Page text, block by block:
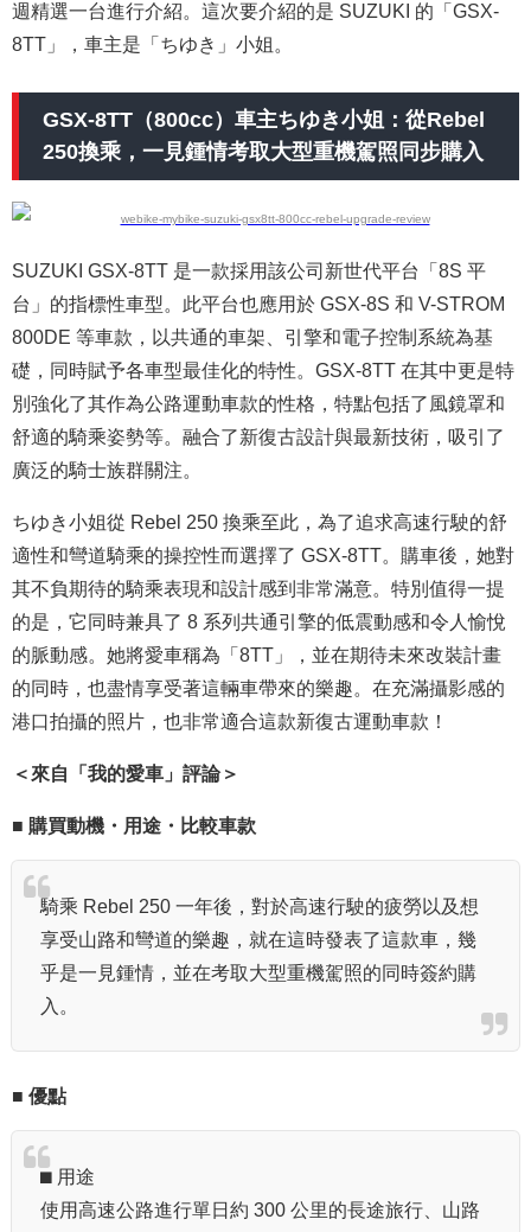
週精選一台進行介紹。這次要介紹的是 SUZUKI 的「GSX-
8TT」，車主是「ちゆき」小姐。
GSX-8TT（800cc）車主ちゆき小姐：從Rebel
250換乘，一見鍾情考取大型重機駕照同步購入
SUZUKI GSX-8TT 是一款採用該公司新世代平台「8S 平
台」的指標性車型。此平台也應用於 GSX-8S 和 V-STROM
800DE 等車款，以共通的車架、引擎和電子控制系統為基
礎，同時賦予各車型最佳化的特性。GSX-8TT 在其中更是特
別強化了其作為公路運動車款的性格，特點包括了風鏡罩和
舒適的騎乘姿勢等。融合了新復古設計與最新技術，吸引了
廣泛的騎士族群關注。
ちゆき小姐從 Rebel 250 換乘至此，為了追求高速行駛的舒
適性和彎道騎乘的操控性而選擇了 GSX-8TT。購車後，她對
其不負期待的騎乘表現和設計感到非常滿意。特別值得一提
的是，它同時兼具了 8 系列共通引擎的低震動感和令人愉悅
的脈動感。她將愛車稱為「8TT」，並在期待未來改裝計畫
的同時，也盡情享受著這輛車帶來的樂趣。在充滿攝影感的
港口拍攝的照片，也非常適合這款新復古運動車款！
＜來自「我的愛車」評論＞
■ 購買動機・用途・比較車款
騎乘 Rebel 250 一年後，對於高速行駛的疲勞以及想
享受山路和彎道的樂趣，就在這時發表了這款車，幾
乎是一見鍾情，並在考取大型重機駕照的同時簽約購
入。
■ 優點
⬛︎ 用途
使用高速公路進行單日約 300 公里的長途旅行、山路